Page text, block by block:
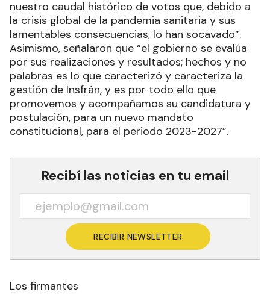
nuestro caudal histórico de votos que, debido a
la crisis global de la pandemia sanitaria y sus
lamentables consecuencias, lo han socavado”.
Asimismo, señalaron que “el gobierno se evalúa
por sus realizaciones y resultados; hechos y no
palabras es lo que caracterizó y caracteriza la
gestión de Insfrán, y es por todo ello que
promovemos y acompañamos su candidatura y
postulación, para un nuevo mandato
constitucional, para el periodo 2023-2027”.
Recibí las noticias en tu email
RECIBIR NEWSLETTER
Los firmantes